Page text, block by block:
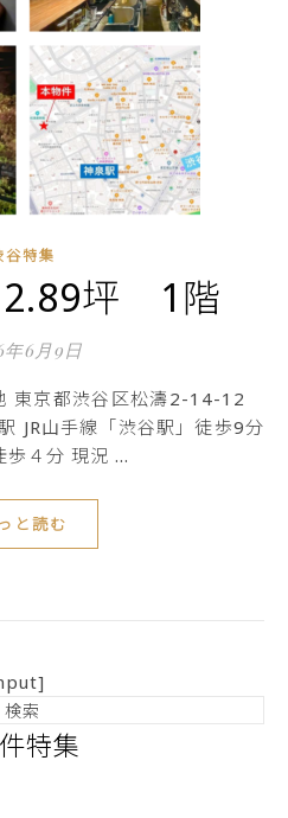
谷特集
坪 1階
年6月9日
JR山手線「渋谷駅」徒歩9分
歩４分 現況 …
と読む
特集